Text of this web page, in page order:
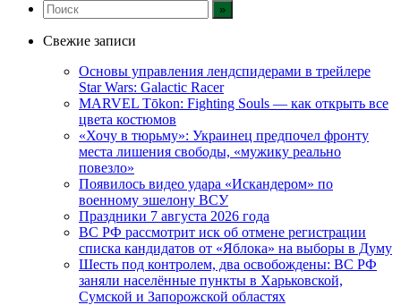
Свежие записи
Основы управления лендспидерами в трейлере
Star Wars: Galactic Racer
MARVEL Tōkon: Fighting Souls — как открыть все
цвета костюмов
«Хочу в тюрьму»: Украинец предпочел фронту
места лишения свободы, «мужику реально
повезло»
Появилось видео удара «Искандером» по
военному эшелону ВСУ
Праздники 7 августа 2026 года
ВС РФ рассмотрит иск об отмене регистрации
списка кандидатов от «Яблока» на выборы в Думу
Шесть под контролем, два освобождены: ВС РФ
заняли населённые пункты в Харьковской,
Сумской и Запорожской областях